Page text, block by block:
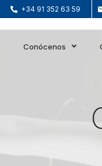
+34 91 352 63 59
Conócenos